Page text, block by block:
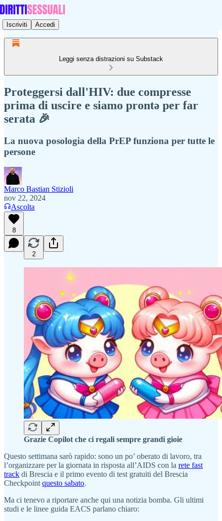
Iscriviti Accedi
Leggi senza distrazioni su Substack
Proteggersi dall'HIV: due compresse
prima di uscire e siamo prontə per far
serata 🎉
La nuova posologia della PrEP funziona per tutte le
persone
Marco Bastian Stizioli
nov 22, 2024
Ascolta
8
2
Grazie Copilot che ci regali sempre grandi gioie
Questo settimana sarò rapido: sono un po’ oberato di lavoro, tra
l’organizzare per la giornata in risposta all’AIDS con la rete fast
track di Brescia e il primo evento di test gratuiti del Brescia
Checkpoint questo sabato.
Ma ci tenevo a riportare anche qui una notizia bomba. Gli ultimi
studi e le linee guida EACS parlano chiaro: